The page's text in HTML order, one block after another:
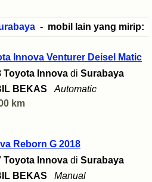
- mobil lain yang mirip:
Innova Venturer Deisel Matic
Toyota Innova di Surabaya
BEKAS
Automatic
km
Reborn G 2018
Toyota Innova di Surabaya
BEKAS
Manual